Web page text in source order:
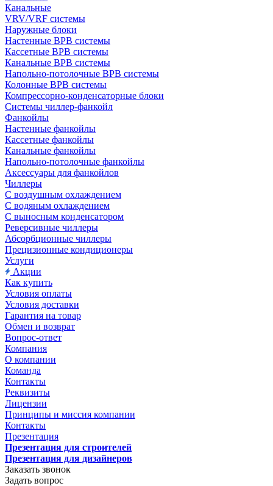
Канальные
VRV/VRF системы
Наружные блоки
Настенные ВРВ системы
Кассетные ВРВ системы
Канальные ВРВ системы
Напольно-потолочные ВРВ системы
Колонные ВРВ системы
Компрессорно-конденсаторные блоки
Системы чиллер-фанкойл
Фанкойлы
Настенные фанкойлы
Кассетные фанкойлы
Канальные фанкойлы
Напольно-потолочные фанкойлы
Аксессуары для фанкойлов
Чиллеры
С воздушным охлаждением
С водяным охлаждением
С выносным конденсатором
Реверсивные чиллеры
Абсорбционные чиллеры
Прецизионные кондиционеры
Услуги
Акции
Как купить
Условия оплаты
Условия доставки
Гарантия на товар
Обмен и возврат
Вопрос-ответ
Компания
О компании
Команда
Контакты
Реквизиты
Лицензии
Принципы и миссия компании
Контакты
Презентация
Презентация для строителей
Презентация для дизайнеров
Заказать звонок
Задать вопрос